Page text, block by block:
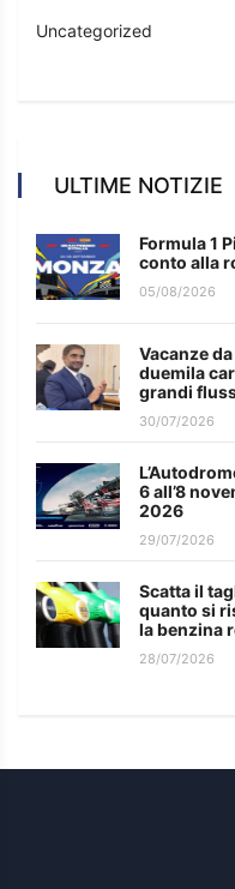
Uncategorized
ULTIME NOTIZIE
Formula 1
conto alla
05/08/2026
Vacanze
duemila
grandi
30/07/2026
6 all’8
2026
29/07/2026
Scatta il
quanto si
la benzina
28/07/2026